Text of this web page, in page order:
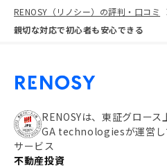
RENOSY（リノシー）の評判・口コミ
親切な対応で初心者も安心できる
RENOSYは、東証グロース
GA technologiesが運営し
サービス
不動産投資